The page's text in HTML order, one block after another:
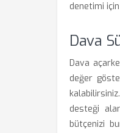
denetimi
Dava
Dava
değer
desteği
bütçenizi